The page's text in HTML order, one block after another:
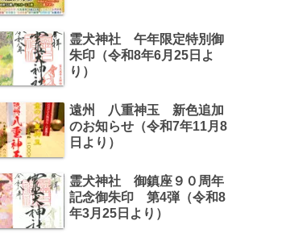
霊犬神社 午年限定特別御
朱印（令和8年6月25日よ
り）
遠州 八重神玉 新色追加
のお知らせ（令和7年11月8
日より）
霊犬神社 御鎮座９０周年
記念御朱印 第4弾（令和8
年3月25日より）